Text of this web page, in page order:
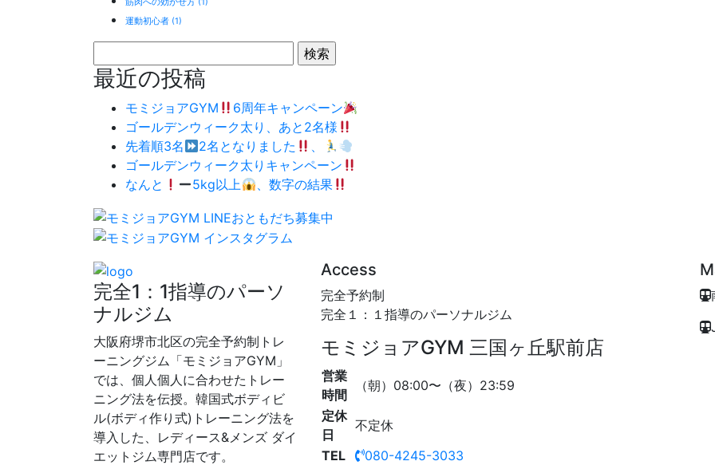
運動初心者 (1)
索:
最近の投稿
モミジョアGYM
6周年キャンペーン
ゴールデンウィーク太り、あと2名様
先着順3名
2名となりました
、
ゴールデンウィーク太りキャンペーン
なんと
5kg以上 、数字の結果
完全1：1指導のパーソ
ナルジム
大阪府堺市北区の完全予約制トレ
ーニングジム「モミジョアGYM」
では、個人個人に合わせたトレー
ニング法を伝授。韓国式ボディビ
ル(ボディ作り式)トレーニング法を
導入した、レディース&メンズ ダイ
エットジム専門店です。
Access
完全予約制
完全１：１指導のパーソナルジム
モミジョアGYM 三国ヶ丘駅前店
営業
時間
（朝）08:00〜（夜）23:59
定休
日
不定休
TEL
080-4245-3033